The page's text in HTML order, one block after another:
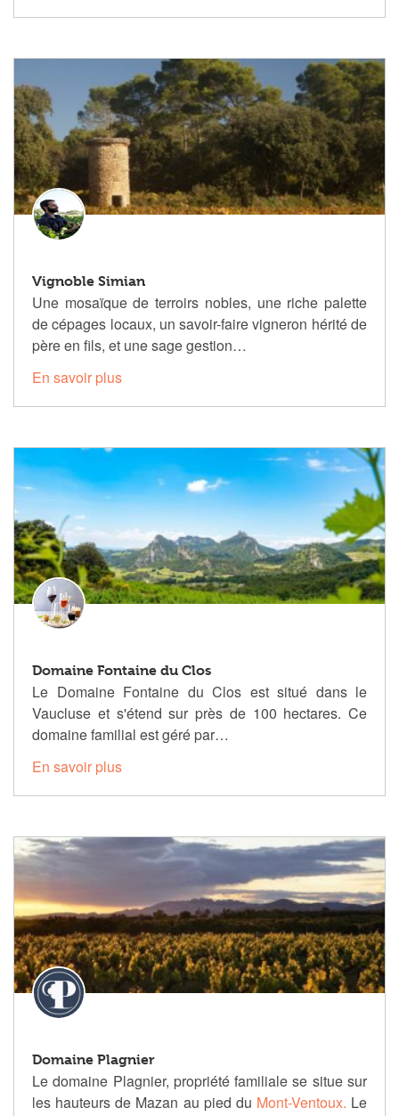
Vignoble Simian
Une mosaïque de terroirs nobles, une riche palette
de cépages locaux, un savoir-faire vigneron hérité de
père en fils, et une sage gestion…
En savoir plus
Domaine Fontaine du Clos
Le Domaine Fontaine du Clos est situé dans le
Vaucluse et s'étend sur près de 100 hectares. Ce
domaine familial est géré par…
En savoir plus
Domaine Plagnier
Le domaine Plagnier, propriété familiale se situe sur
les hauteurs de Mazan au pied du Mont-Ventoux. Le